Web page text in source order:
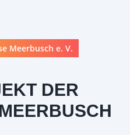
Meerbusch e. V.
DER